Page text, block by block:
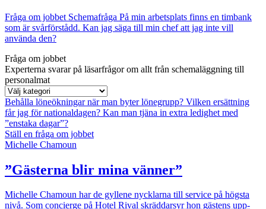
Fråga om jobbet Schemafråga På min arbetsplats finns en timbank
som är svårförstådd. Kan jag säga till min chef att jag inte vill
använda den?
Fråga om jobbet
Experterna svarar på läsarfrågor om allt från schemaläggning till
personalmat
Behålla löneökningar när man byter lönegrupp? Vilken ersättning
får jag för nationaldagen? Kan man tjäna in extra ledighet med
”enstaka dagar”?
Ställ en fråga om jobbet
Michelle Chamoun
”Gästerna blir mina vänner”
Michelle Chamoun har de gyllene nycklarna till service på högsta
nivå. Som concierge på Hotel Rival skräddarsyr hon gästens upp­